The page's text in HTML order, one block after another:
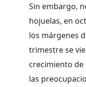
Sin embargo,
hojuelas, en
los márgenes
trimestre se
crecimiento de
las